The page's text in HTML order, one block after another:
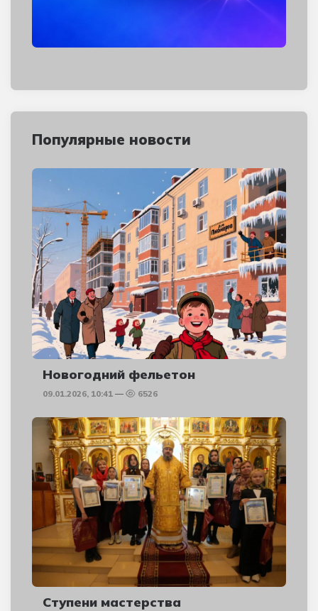
Популярные новости
Новогодний фельетон
09.01.2026, 10:41 6526
Ступени мастерства